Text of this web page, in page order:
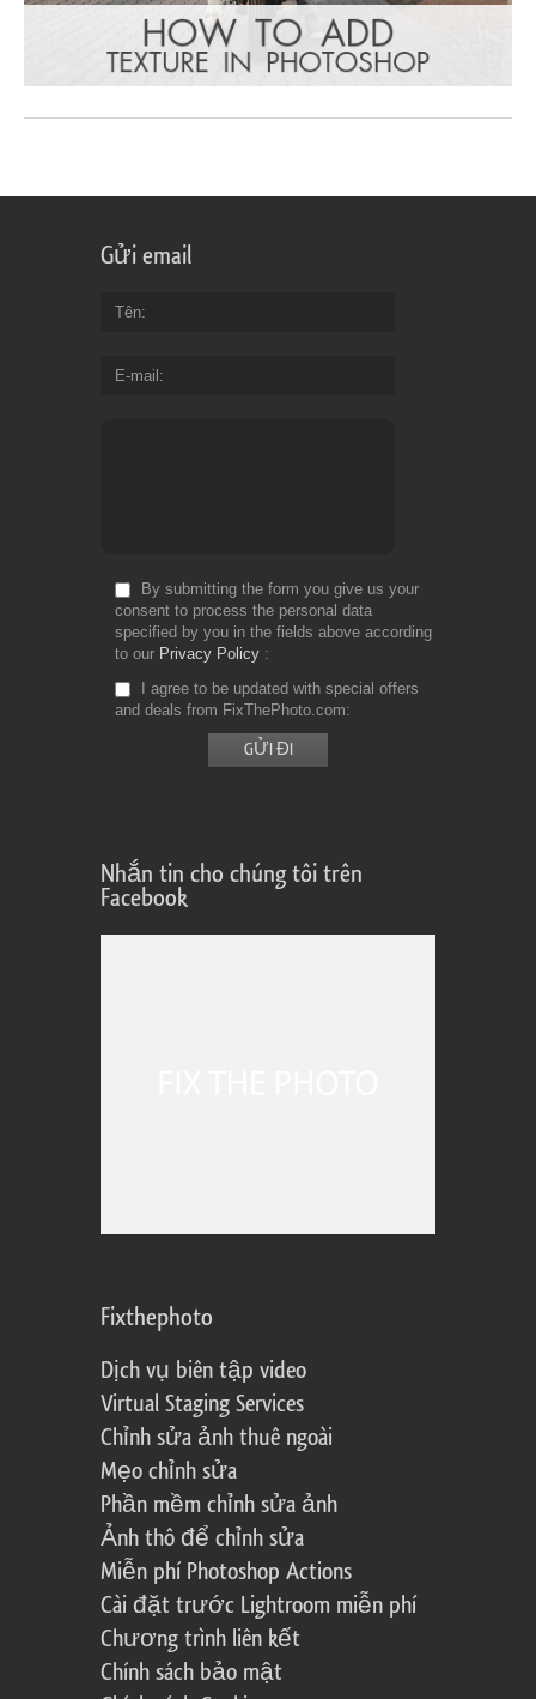
Gửi email
Tên
E-mail
By submitting the form you give us your
consent to process the personal data
specified by you in the fields above according
to our Privacy Policy
I agree to be updated with special offers
and deals from FixThePhoto.com
Nhắn tin cho chúng tôi trên
Facebook
Fixthephoto
Dịch vụ biên tập video
Virtual Staging Services
Chỉnh sửa ảnh thuê ngoài
Mẹo chỉnh sửa
Phần mềm chỉnh sửa ảnh
Ảnh thô để chỉnh sửa
Miễn phí Photoshop Actions
Cài đặt trước Lightroom miễn phí
Chương trình liên kết
Chính sách bảo mật